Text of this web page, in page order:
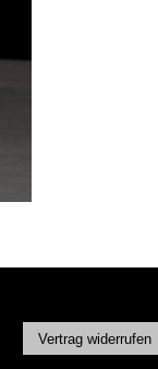
Vertrag widerrufen